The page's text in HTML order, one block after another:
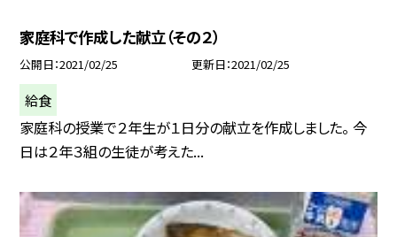
家庭科で作成した献立（その２）
公開日 2021/02/25 更新日 2021/02/25
給食
家庭科の授業で２年生が１日分の献立を作成しました。 今
日は２年３組の生徒が考えた...